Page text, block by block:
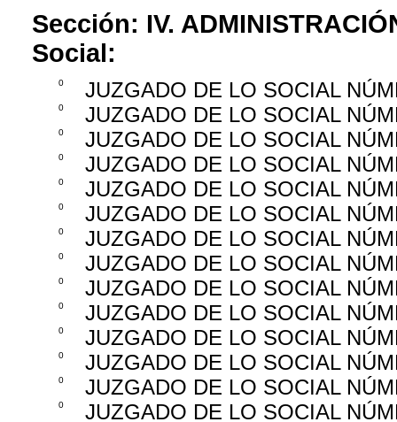
Sección: IV.
Social:
0 JUZGADO DE LO SOCIAL
0 JUZGADO DE LO SOCIAL
0 JUZGADO DE LO SOCIAL
0 JUZGADO DE LO SOCIAL
0 JUZGADO DE LO SOCIAL
0 JUZGADO DE LO SOCIAL
0 JUZGADO DE LO SOCIAL
0 JUZGADO DE LO SOCIAL
0 JUZGADO DE LO SOCIAL
0 JUZGADO DE LO SOCIAL
0 JUZGADO DE LO SOCIAL
0 JUZGADO DE LO SOCIAL
0 JUZGADO DE LO SOCIAL
0 JUZGADO DE LO SOCIAL